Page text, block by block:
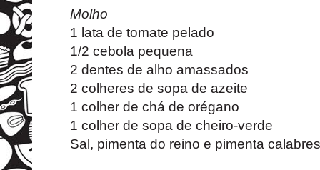
Molho
1 lata de tomate pelado
1/2 cebola pequena
2 dentes de alho amassados
2 colheres de sopa de azeite
1 colher de chá de orégano
1 colher de sopa de cheiro-verde
Sal, pimenta do reino e pimenta